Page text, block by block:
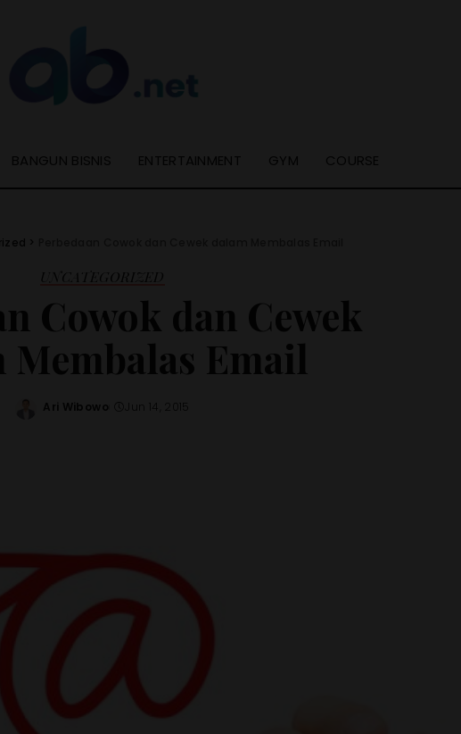
BANGUN BISNIS ENTERTAINMENT GYM COURSE
>
UNCATEGORIZED
Cowok dan Cewek
Membalas Email
Posted
Ari Wibowo Jun 14, 2015